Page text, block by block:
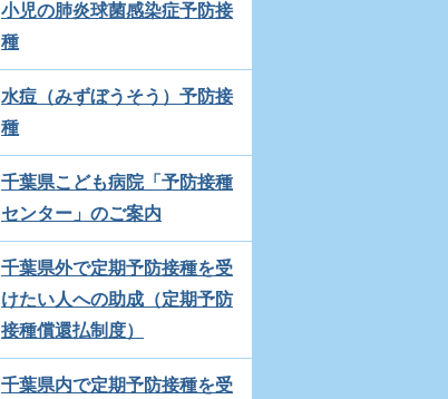
小児の肺炎球菌感染症予防接
種
水痘（みずぼうそう）予防接
種
千葉県こども病院「予防接種
センター」のご案内
千葉県外で定期予防接種を受
けたい人への助成（定期予防
接種償還払制度）
千葉県内で定期予防接種を受